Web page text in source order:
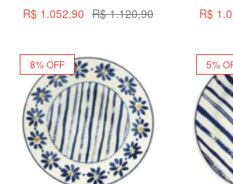
Antiaderente de
R$1.120,90
R$ 1.052,90 R$
8% OFF 5%